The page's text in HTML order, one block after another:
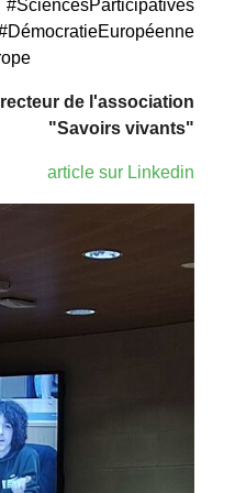
#SciencesParticipatives
de l'association
"Savoirs vivants"
article sur Linkedin